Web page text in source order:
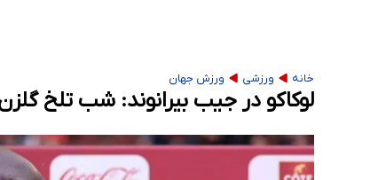
خانه ورزشی ورزش جهان
لوکاکو در جیب بیرانوند: شب تلخ